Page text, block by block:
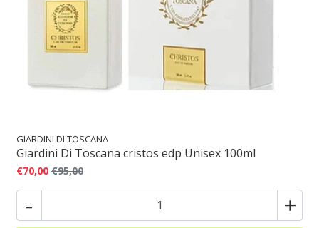
GIARDINI DI TOSCANA
Giardini Di Toscana cristos edp Unisex 100ml
€70,00 €95,00
- +